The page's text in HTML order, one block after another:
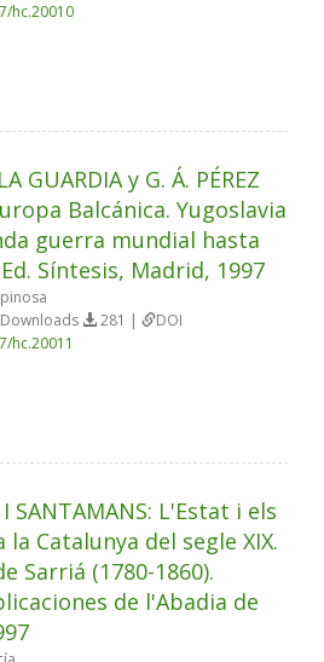
hc.20010
GUARDIA y G. Á. PÉREZ
Balcánica. Yugoslavia
guerra mundial hasta
Síntesis, Madrid, 1997
281 |
DOI
hc.20011
I SANTAMANS: L'Estat i els
Catalunya del segle XIX.
Sarriá (1780-1860).
de l'Abadia de